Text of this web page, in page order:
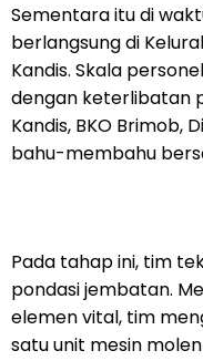
Sementara itu di
berlangsung di
Kandis. Skala
dengan keterlibatan
Kandis, BKO Brimob,
bahu-membahu
Pada tahap ini, tim
pondasi jembatan.
elemen vital, tim
satu unit mesin